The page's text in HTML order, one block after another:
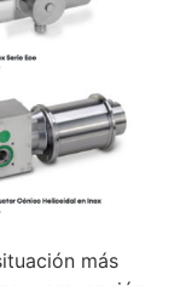
más